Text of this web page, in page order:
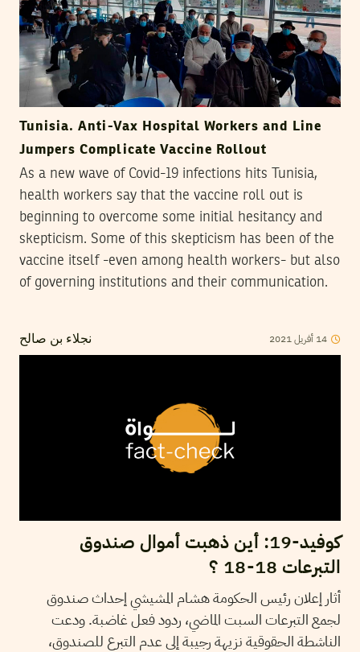
Tunisia. Anti-Vax Hospital Workers and Line
Jumpers Complicate Vaccine Rollout
As a new wave of Covid-19 infections hits Tunisia,
health workers say that the vaccine roll out is
beginning to overcome some initial hesitancy and
skepticism. Some of this skepticism has been of the
vaccine itself -even among health workers- but also
of governing institutions and their communication.
نجلاء بن صالح 14 أفريل2021
كوفيد-19: أين ذهبت أموال صندوق
التبرعات 18-18 ؟
أثار إعلان رئيس الحكومة هشام المشيشي إحداث صندوق
لجمع التبرعات السبت الماضي، ردود فعل غاضبة. ودعت
الناشطة الحقوقية نزيهة رجيبة إلى عدم التبرع للصندوق،